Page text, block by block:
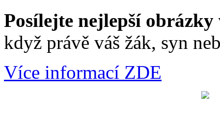
Posílejte nejlepší obrázky
když právě váš žák, syn
Více informací ZDE